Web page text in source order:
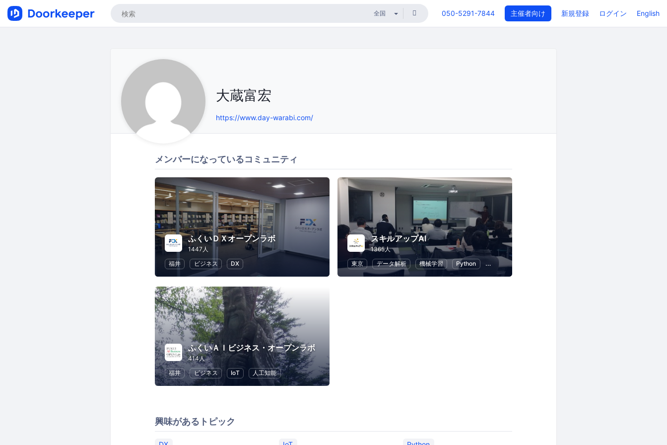
050-5291-7844 主催者向け 新規登録 ログイン English
大蔵富宏
https://www.day-warabi.com/
メンバーになっているコミュニティ
ふくいＤＸオープンラボ
1447人
福井
ビジネス DX
スキルアップAI
1365人
東京
データ解析 機械学習 Python 人工知能
ふくいＡＩビジネス・オープンラボ
414人
福井
ビジネス IoT 人工知能
興味があるトピック